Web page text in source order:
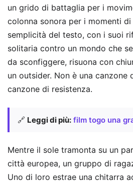
un grido di battaglia per i
colonna sonora per i momenti
semplicità del testo, con i suoi
solitaria contro un mondo che
da sconfiggere, risuona con
un outsider. Non è una canzone
canzone di resistenza.
🔗 Leggi di più: film togo una
Mentre il sole tramonta su un
città europea, un gruppo di
Uno di loro estrae una chitarra